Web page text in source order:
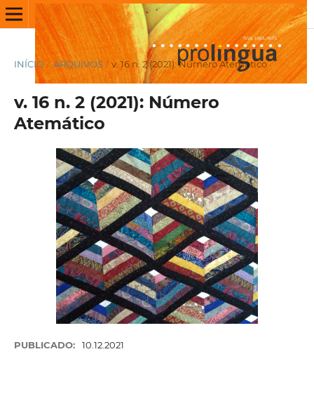
INÍCIO / ARQUIVOS / v. 16 n. 2 (2021): Número Atemático
v. 16 n. 2 (2021): Número
Atemático
PUBLICADO: 10.12.2021